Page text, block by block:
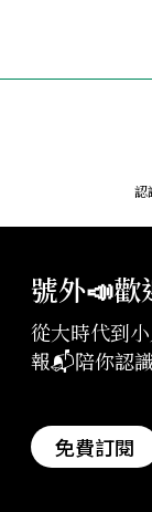
號外📣歡
從大時代到
報📬陪你認
免費訂閱
認
認識
成為
加入團